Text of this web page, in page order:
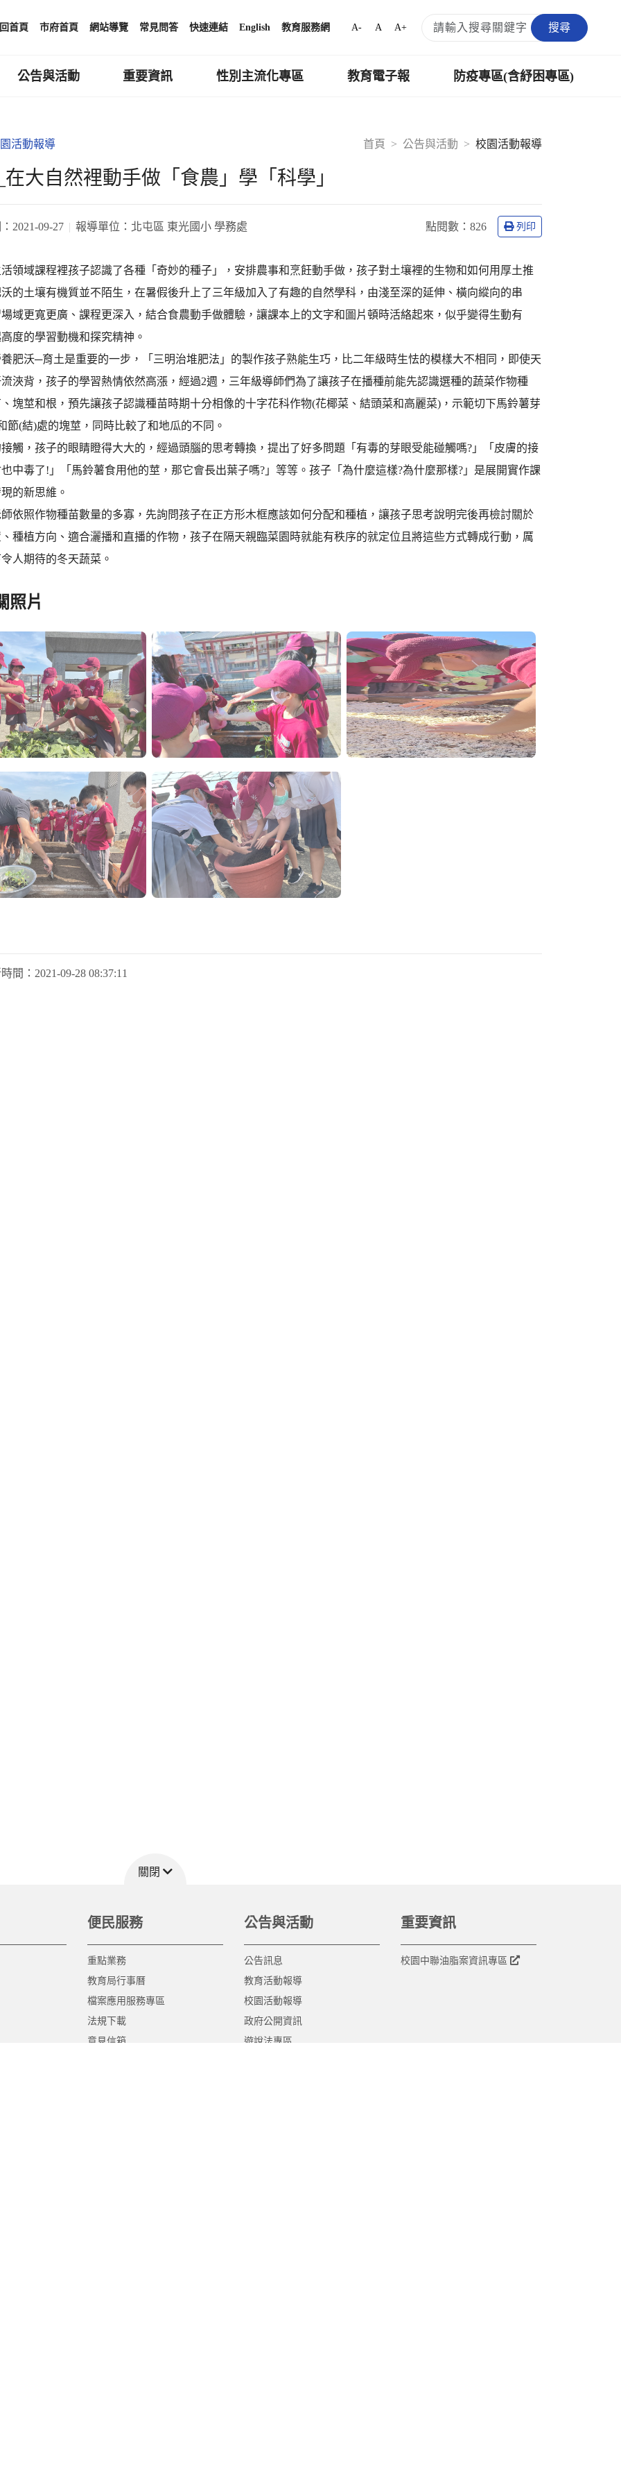
回首頁 市府首頁 網站導覽 常見問答 快速連結 English 教育服務網 A- A A+ 搜尋
公告與活動 重要資訊 性別主流化專區 教育電子報 防疫專區(含紓困專區)
首頁 公告與活動 校園活動報導
活動報導
在大自然裡動手做「食農」學「科學」
2021-09-27 報導單位： 北屯區 東光國小 學務處 點閱數： 826 列印
領域課程裡孩子認識了各種「奇妙的種子」，安排農事和烹飪動手做，孩子對土壤裡的生物和如何用厚土推
的土壤有機質並不陌生，在暑假後升上了三年級加入了有趣的自然學科，由淺至深的延伸、橫向縱向的串
域更寬更廣、課程更深入，結合食農動手做體驗，讓課本上的文字和圖片頓時活絡起來，似乎變得生動有
度的學習動機和探究精神。
肥沃─育土是重要的一步，「三明治堆肥法」的製作孩子熟能生巧，比二年級時生怯的模樣大不相同，即使天
浹背，孩子的學習熱情依然高漲，經過2週，三年級導師們為了讓孩子在播種前能先認識選種的蔬菜作物種
塊莖和根，預先讓孩子認識種苗時期十分相像的十字花科作物(花椰菜、結頭菜和高麗菜)，示範切下馬鈴薯芽
節(結)處的塊莖，同時比較了和地瓜的不同。
觸，孩子的眼睛瞪得大大的，經過頭腦的思考轉換，提出了好多問題「有毒的芽眼受能碰觸嗎?」「皮膚的接
中毒了!」「馬鈴薯食用他的莖，那它會長出葉子嗎?」等等。孩子「為什麼這樣?為什麼那樣?」是展開實作課
的新思維。
依照作物種苗數量的多寡，先詢問孩子在正方形木框應該如何分配和種植，讓孩子思考說明完後再檢討關於
種植方向、適合灑播和直播的作物，孩子在隔天親臨菜園時就能有秩序的就定位且將這些方式轉成行動，厲
人期待的冬天蔬菜。
照片
間： 2021-09-28 08:37:11
關閉
便民服務
重點業務
教育局行事曆
檔案應用服務專區
法規下載
意見信箱
公告與活動
公告訊息
教育活動報導
校園活動報導
政府公開資訊
遊說法專區
重要資訊
校園中聯油脂案資訊專區